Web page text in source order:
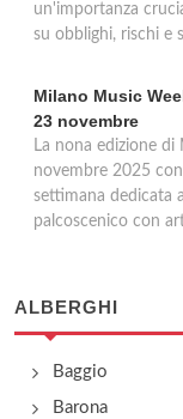
un'importanza
su obblighi, rischi e
Milano Music
23 novembre
La nona edizione
novembre 2025
settimana dedicata
palcoscenico con
ALBERGHI
Baggio
Barona